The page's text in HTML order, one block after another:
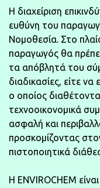
Η διαχείριση
ευθύνη του
Νομοθεσία. Στο
παραγωγός θα
τα απόβλητά του
διαδικασίες, είτε
ο οποίος
τεχνοοικονομικά
ασφαλή και
προσκομίζοντας
πιστοποιητικά
Η ENVIROCHEM